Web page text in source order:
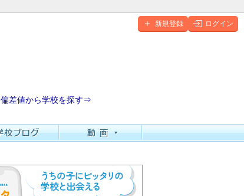
新規登録 ログイン
偏差値から学校を探す⇒